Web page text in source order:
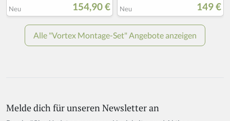
Melde dich für unseren Newsletter an